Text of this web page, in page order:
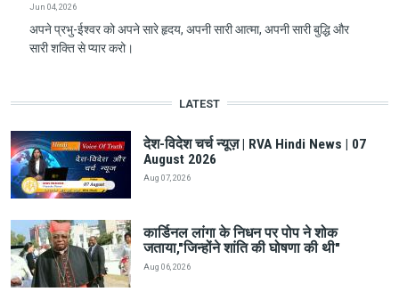
Jun 04, 2026
अपने प्रभु-ईश्वर को अपने सारे हृदय, अपनी सारी आत्मा, अपनी सारी बुद्धि और
सारी शक्ति से प्यार करो।
LATEST
देश-विदेश चर्च न्यूज़ | RVA Hindi News | 07
August 2026
Aug 07, 2026
कार्डिनल लांगा के निधन पर पोप ने शोक
जताया,"जिन्होंने शांति की घोषणा की थी"
Aug 06, 2026